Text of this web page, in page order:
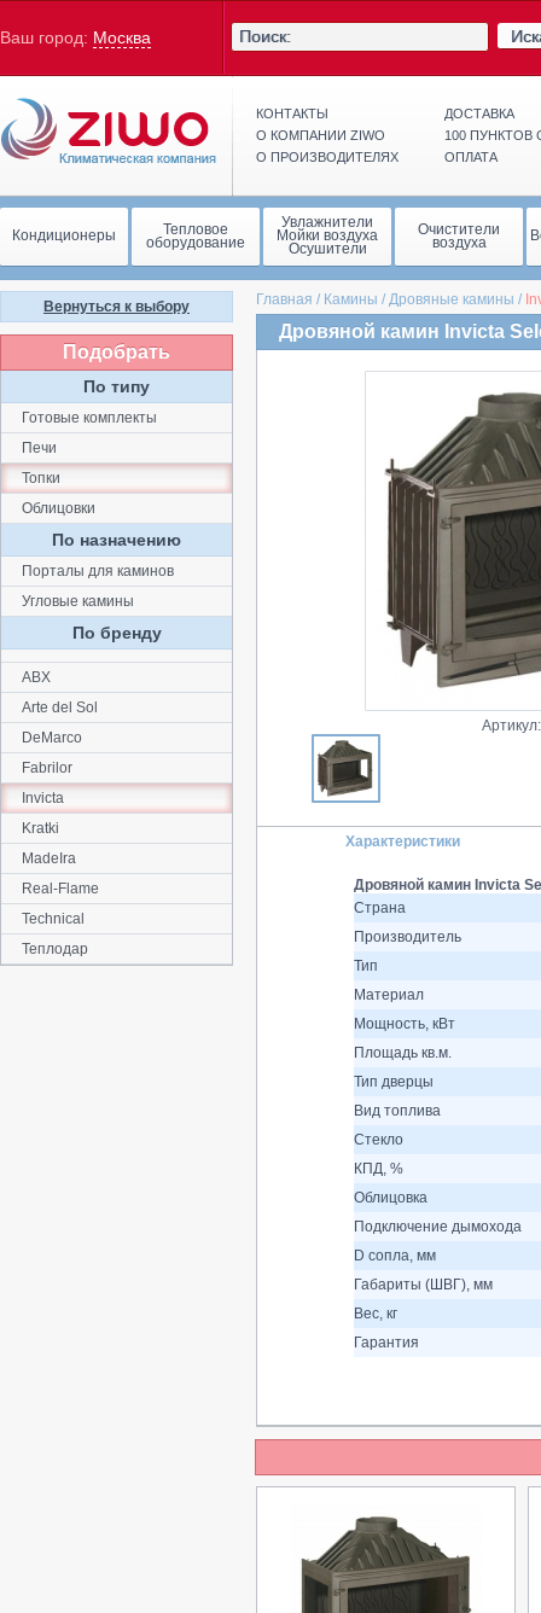
Ваш город: Москва
КОНТАКТЫ
О КОМПАНИИ ZIWO
О ПРОИЗВОДИТЕЛЯХ
ДОСТАВКА
100
ОПЛАТА
Кондиционеры Тепловое
оборудование
Увлажнители
Мойки воздуха
Осушители
Очистители
воздуха
Главная / Камины / Дровяные камины /
Дровяной камин Invicta
Характеристики
Дровяной камин Invicta
Страна
Производитель
Тип
Материал
Мощность, кВт
Площадь кв.м.
Тип дверцы
Вид топлива
Стекло
КПД, %
Облицовка
Подключение дымохода
D сопла, мм
Габариты (ШВГ), мм
Вес, кг
Гарантия
Вернуться к выбору
Подобрать
По типу
Готовые комплекты
Печи
Топки
Облицовки
По назначению
Порталы для каминов
Угловые камины
По бренду
ABX
Arte del Sol
DeMarco
Fabrilor
Invicta
Kratki
MadeIra
Real-Flame
Technical
Теплодар